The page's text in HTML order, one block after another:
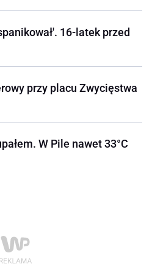
16-latek przed
przy placu Zwycięstwa
W Pile nawet 33°C